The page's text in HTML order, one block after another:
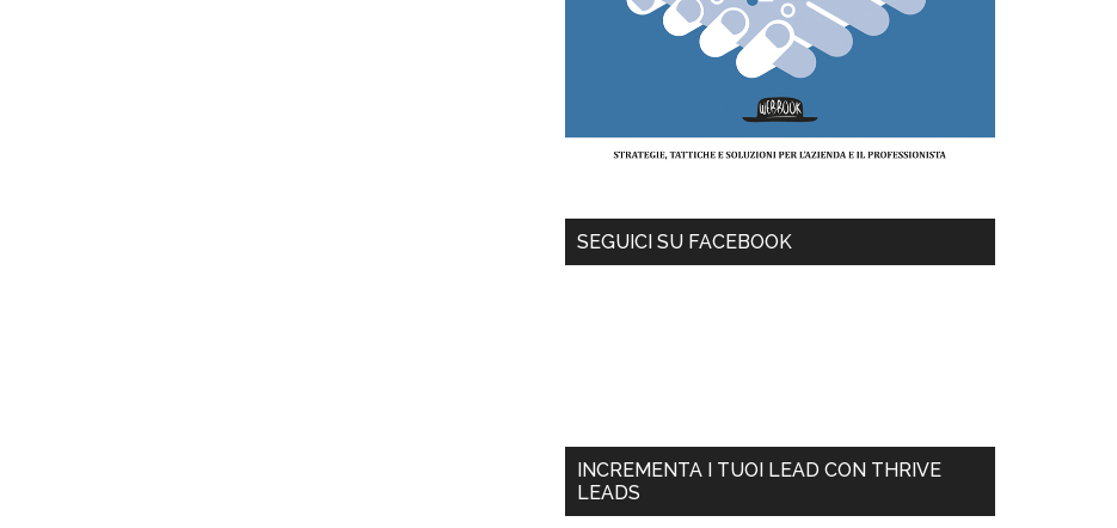
SEGUICI SU FACEBOOK
INCREMENTA I TUOI LEAD CON THRIVE
LEADS